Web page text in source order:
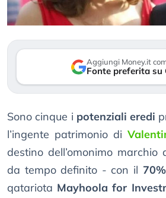
Aggiungi Money.it
Fonte preferita su
Sono cinque i potenziali eredi
l’ingente patrimonio di
destino dell’omonimo
da tempo definito - con il 70%
qatariota Mayhoola for